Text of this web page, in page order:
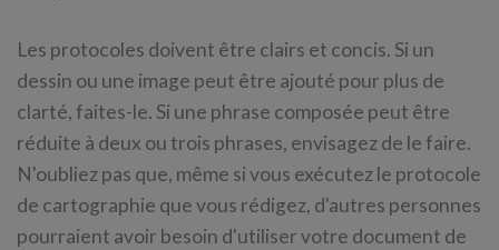
Les protocoles doivent être clairs et concis. Si un
dessin ou une image peut être ajouté pour plus de
clarté, faites-le. Si une phrase composée peut être
réduite à deux ou trois phrases, envisagez de le faire.
N'oubliez pas que, même si vous exécutez le protocole
de cartographie que vous rédigez, d'autres personnes
pourraient avoir besoin d'utiliser votre document de